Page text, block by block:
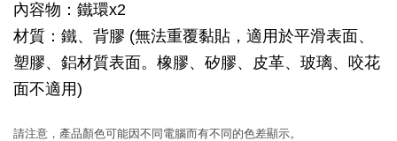
內容物：鐵環x2
材質：鐵、背膠 (無法重覆黏貼，適用於平滑表面、
塑膠、鋁材質表面。橡膠、矽膠、皮革、玻璃、咬花
面不適用)
請注意，產品顏色可能因不同電腦而有不同的色差顯示。